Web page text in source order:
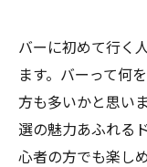
バーに初めて行く
ます。バーって何
方も多いかと思い
選の魅力あふれる
心者の方でも楽し